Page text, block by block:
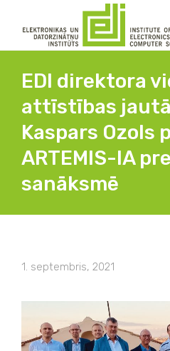
EDI direktora
attīstības
Kaspars Ozols
ARTEMIS-IA
sanāksmē
1. septembris, 2021